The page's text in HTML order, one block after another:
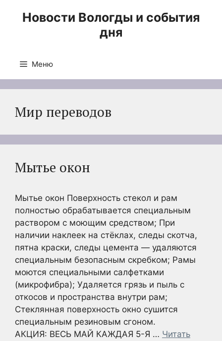
Новости Вологды и события
дня
Меню
Мир переводов
Мытье окон
Мытье окон Поверхность стекол и рам
полностью обрабатывается специальным
раствором с моющим средством; При
наличии наклеек на стёклах, следы скотча,
пятна краски, следы цемента — удаляются
специальным безопасным скребком; Рамы
моются специальными салфетками
(микрофибра); Удаляется грязь и пыль с
откосов и пространства внутри рам;
Стеклянная поверхность окно сушится
специальным резиновым сгоном.
АКЦИЯ: ВЕСЬ МАЙ КАЖДАЯ 5-Я … Читать